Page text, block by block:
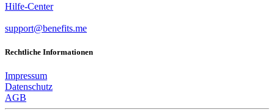
Hilfe-Center
support@benefits.me
Rechtliche Informationen
Impressum
Datenschutz
AGB